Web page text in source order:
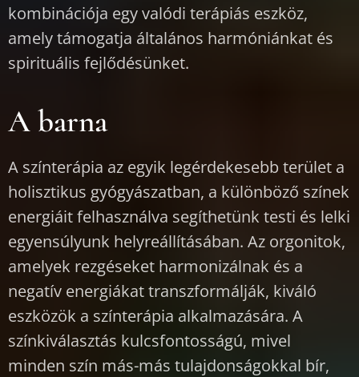
kombinációja egy valódi terápiás eszköz,
amely támogatja általános harmóniánkat és
spirituális fejlődésünket.
A barna
A színterápia az egyik legérdekesebb terület a
holisztikus gyógyászatban, a különböző színek
energiáit felhasználva segíthetünk testi és lelki
egyensúlyunk helyreállításában. Az orgonitok,
amelyek rezgéseket harmonizálnak és a
negatív energiákat transzformálják, kiváló
eszközök a színterápia alkalmazására. A
színkiválasztás kulcsfontosságú, mivel
minden szín más-más tulajdonságokkal bír,